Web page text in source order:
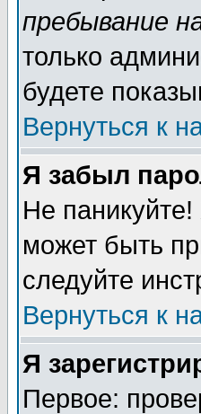
пребывание
только
будете
Вернуться к
Я забыл
Не
может быть
следуйте
Вернуться к
Я
Первое: